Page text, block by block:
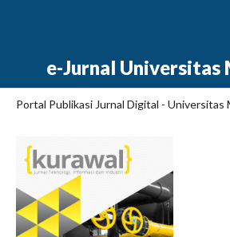
e-Jurnal Universitas
Portal Publikasi Jurnal Digital - Universitas